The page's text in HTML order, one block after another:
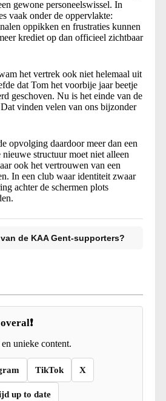
gewone personeelswissel. In
vaak onder de oppervlakte:
oppikken en frustraties kunnen
krediet op dan officieel zichtbaar
het vertrek ook niet helemaal uit
dat Tom het voorbije jaar beetje
geschoven. Nu is het einde van de
vinden velen van ons bijzonder
opvolging daardoor meer dan een
structuur moet niet alleen
ook het vertrouwen van een
In een club waar identiteit zwaar
achter de schermen plots
de KAA Gent-supporters?
unieke content.
TikTok X
up to date